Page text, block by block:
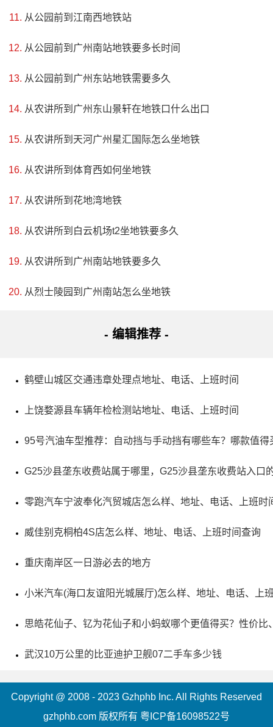
从公园前到江南西地铁站
从公园前到广州南站地铁要多长时间
从公园前到广州东站地铁需要多久
从农讲所到广州东山景轩在地铁口什么出口
从农讲所到天河广州星汇国际怎么坐地铁
从农讲所到体育西如何坐地铁
从农讲所到花地湾地铁
从农讲所到白云机场t2坐地铁要多久
从农讲所到广州南站地铁要多久
从烈士陵园到广州南站怎么坐地铁
- 编辑推荐 -
鹤壁山城区交通违章处理点地址、电话、上班时间
上饶婺源县车辆年检检测站地址、电话、上班时间
95号汽油车型推荐：自动挡与手动挡有哪些车？哪款值得
G25沙县垄东收费站属于哪里，G25沙县垄东收费站入口
零跑汽车宁波奉化汽贸城店怎么样、地址、电话、上班时
威佳别克桐柏4S店怎么样、地址、电话、上班时间查询
重庆南岸区一日游必去的地方
小米汽车(海口友谊阳光城展厅)怎么样、地址、电话、上
思皓花仙子、钇为花仙子和小蚂蚁哪个更值得买？性价比
武汉10万公里的比亚迪护卫舰07二手车多少钱
Copyright @ 2008 - 2023 Gzhphb Inc. All Rights Reserved
gzhphb.com 版权所有 粤ICP备16098522号